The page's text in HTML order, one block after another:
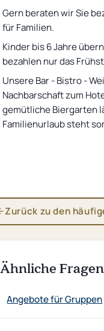
Gern beraten wir Sie
für Familien.
Kinder bis 6 Jahre
bezahlen nur das
Unsere Bar - Bistro -
Nachbarschaft zum
gemütliche Biergarten
Familienurlaub steht
Zurück zu den
Ähnliche Fragen
Angebote für Gruppen